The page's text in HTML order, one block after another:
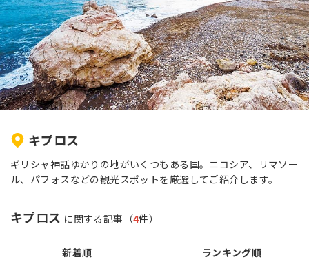
キプロス
ギリシャ神話ゆかりの地がいくつもある国。ニコシア、リマソー
ル、パフォスなどの観光スポットを厳選してご紹介します。
キプロス に関する記事（4件）
新着順 ランキング順